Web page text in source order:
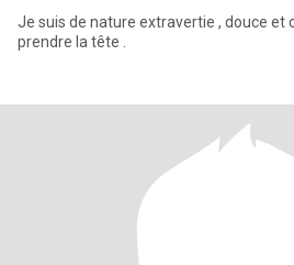
Je suis de nature extravertie , douce et
prendre la tête .